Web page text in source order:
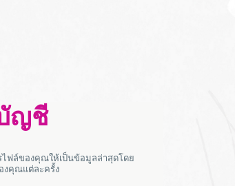
ญชี
ไฟล์ของคุณให้เป็นข้อมูลล่าสุดโดย
งคุณแต่ละครั้ง